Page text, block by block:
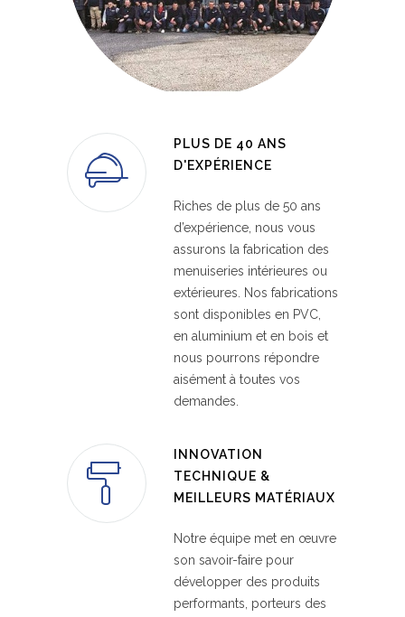
PLUS DE 40 ANS
D'EXPÉRIENCE
Riches de plus de 50 ans
d’expérience, nous vous
assurons la fabrication des
menuiseries intérieures ou
extérieures. Nos fabrications
sont disponibles en PVC,
en aluminium et en bois et
nous pourrons répondre
aisément à toutes vos
demandes.
INNOVATION
TECHNIQUE &
MEILLEURS MATÉRIAUX
Notre équipe met en œuvre
son savoir-faire pour
développer des produits
performants, porteurs des